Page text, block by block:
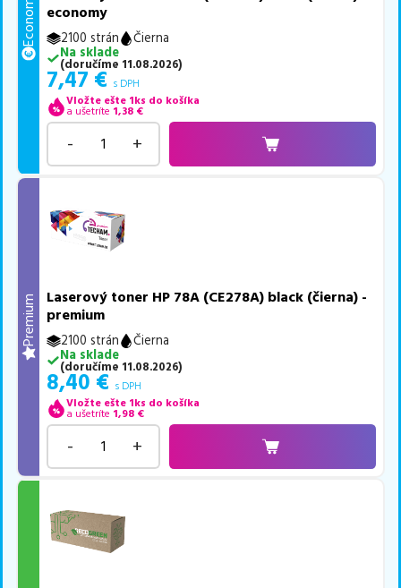
Economy
economy
2100 strán
Čierna
Na sklade
(doručíme 11.08.2026)
7,47 € s DPH
Vložte ešte 1ks do košíka
a ušetríte 1,38 €
- +
Premium
Laserový toner HP 78A (CE278A) black (čierna) -
premium
2100 strán
Čierna
Na sklade
(doručíme 11.08.2026)
8,40 € s DPH
Vložte ešte 1ks do košíka
a ušetríte 1,98 €
- +